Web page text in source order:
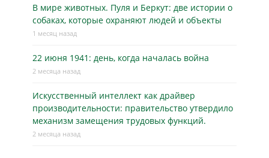
В мире животных. Пуля и Беркут: две истории о
собаках, которые охраняют людей и объекты
1 месяц назад
22 июня 1941: день, когда началась война
2 месяца назад
Искусственный интеллект как драйвер
производительности: правительство утвердило
механизм замещения трудовых функций.
2 месяца назад